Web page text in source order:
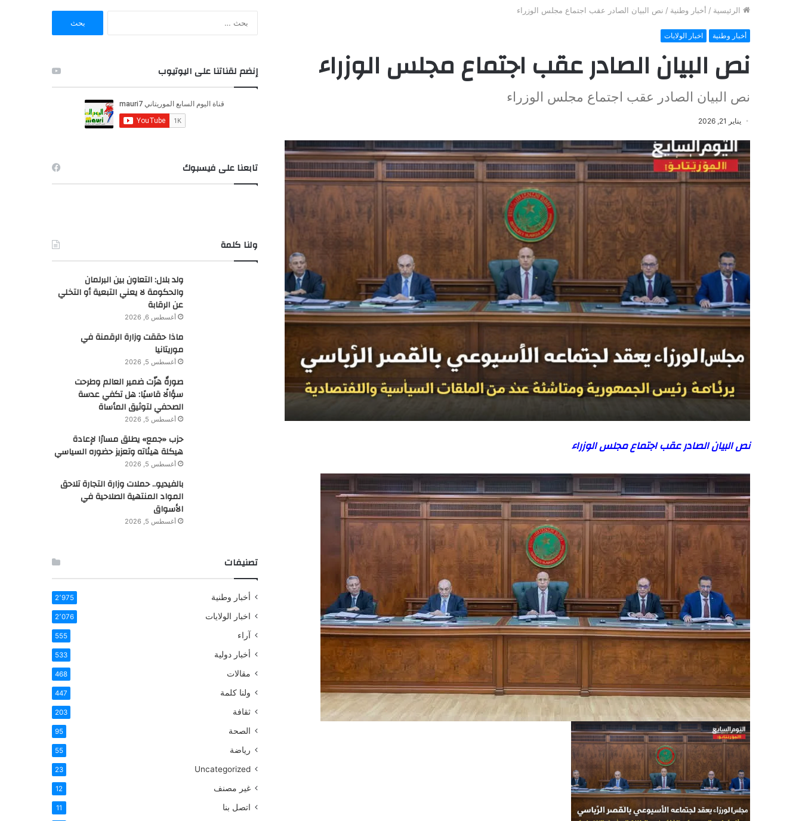
الرئيسية / أخبار وطنية / نص البيان الصادر عقب اجتماع مجلس الوزراء
أخبار وطنية اخبار الولايات
نص البيان الصادر عقب اجتماع مجلس الوزراء
نص البيان الصادر عقب اجتماع مجلس الوزراء
يناير 21, 2026
نص البيان الصادر عقب اجتماع مجلس الوزراء
:
إنضم لقناتنا على اليوتيوب
تابعنا على فيسبوك
ولنا كلمة
ولد بلال: التعاون بين البرلمان
والحكومة لا يعني التبعية أو التخلي
عن الرقابة
أغسطس 6, 2026
ماذا حققت وزارة الرقمنة في
موريتانيا
أغسطس 5, 2026
صورةٌ هزّت ضمير العالم وطرحت
سؤالًا قاسيًا: هل تكفي عدسة
الصحفي لتوثيق المأساة
أغسطس 5, 2026
حزب «جمع» يطلق مسارًا لإعادة
هيكلة هيئاته وتعزيز حضوره السياسي
أغسطس 5, 2026
بالفيديو.. حملات وزارة التجارة تلاحق
المواد المنتهية الصلاحية في
الأسواق
أغسطس 5, 2026
تصنيفات
أخبار وطنية 2٬975
اخبار الولايات 2٬076
آراء 555
أخبار دولية 533
مقالات 468
ولنا كلمة 447
ثقافة 203
الصحة 95
رياضة 55
Uncategorized
23
غير مصنف 12
اتصل بنا 11